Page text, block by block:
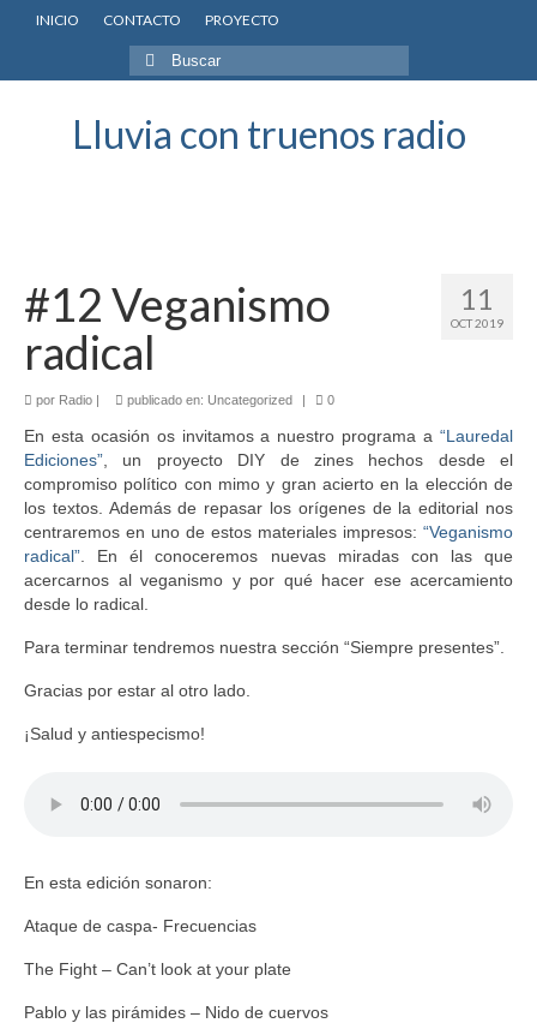
INICIO CONTACTO PROYECTO
Buscar
por:
Lluvia con truenos radio
11
OCT 2019
#12 Veganismo
radical
por Radio | publicado en: Uncategorized | 0
En esta ocasión os invitamos a nuestro programa a “Lauredal
Ediciones” , un proyecto DIY de zines hechos desde el
compromiso político con mimo y gran acierto en la elección de
los textos. Además de repasar los orígenes de la editorial nos
centraremos en uno de estos materiales impresos: “Veganismo
radical” . En él conoceremos nuevas miradas con las que
acercarnos al veganismo y por qué hacer ese acercamiento
desde lo radical.
Para terminar tendremos nuestra sección “Siempre presentes”.
Gracias por estar al otro lado.
¡Salud y antiespecismo!
En esta edición sonaron:
Ataque de caspa- Frecuencias
The Fight – Can’t look at your plate
Pablo y las pirámides – Nido de cuervos